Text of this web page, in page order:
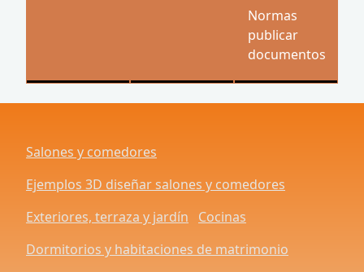
Normas
publicar
documentos
Salones y comedores
Ejemplos 3D diseñar salones y comedores
Exteriores, terraza y jardín
Cocinas
Dormitorios y habitaciones de matrimonio